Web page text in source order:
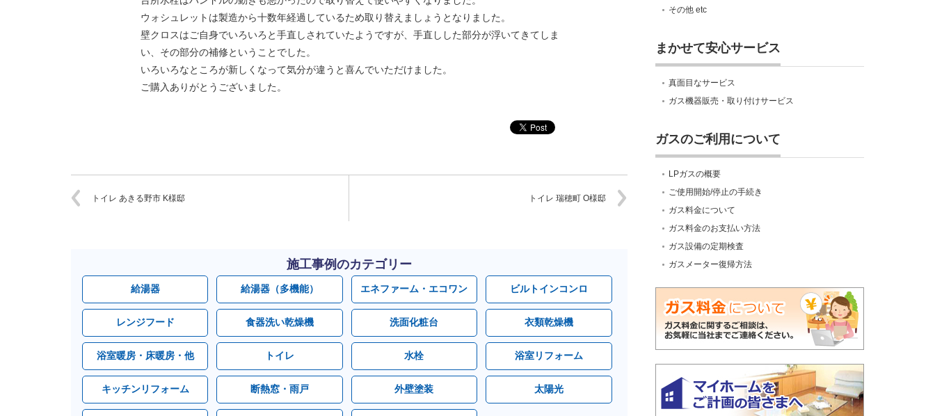
ウォシュレットは製造から十数年経過しているため取り替えましょうとなりました。
壁クロスはご自身でいろいろと手直しされていたようですが、手直しした部分が浮いてきてしま
い、その部分の補修ということでした。
いろいろなところが新しくなって気分が違うと喜んでいただけました。
ご購入ありがとうございました。
トイレ あきる野市 K様邸 トイレ 瑞穂町 O様邸
施工事例のカテゴリー
給湯器 給湯器（多機能） エネファーム・エコワン ビルトインコンロ
レンジフード 食器洗い乾燥機 洗面化粧台 衣類乾燥機
浴室暖房・床暖房・他 トイレ 水栓 浴室リフォーム
キッチンリフォーム 断熱窓・雨戸 外壁塗装 太陽光
その他 etc
まかせて安心サービス
真面目なサービス
ガス機器販売・取り付けサービス
ガスのご利用について
LPガスの概要
ご使用開始/停止の手続き
ガス料金について
ガス料金のお支払い方法
ガス設備の定期検査
ガスメーター復帰方法